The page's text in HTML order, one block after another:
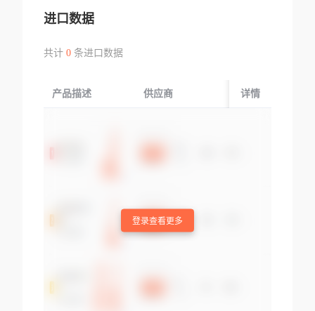
进口数据
共计 0条进口数据
产品描述 供应商 起运国/地区
详情
登录查看更多